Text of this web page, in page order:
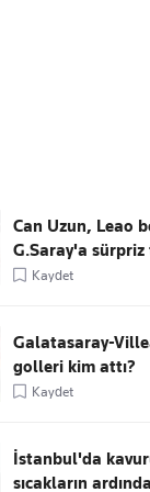
Can Uzun, Leao
G.Saray'a sürpriz
Kaydet
Galatasaray-
golleri kim attı?
Kaydet
İstanbul'da
sıcakların